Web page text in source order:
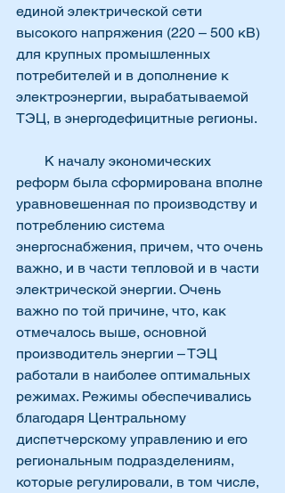
единой электрической сети
высокого напряжения (220 – 500 кВ)
для крупных промышленных
потребителей и в дополнение к
электроэнергии, вырабатываемой
ТЭЦ, в энергодефицитные регионы.
реформ была сформирована вполне
уравновешенная по производству и
потреблению система
энергоснабжения, причем, что очень
важно, и в части тепловой и в части
электрической энергии. Очень
важно по той причине, что, как
отмечалось выше, основной
производитель энергии – ТЭЦ
работали в наиболее оптимальных
режимах. Режимы обеспечивались
благодаря Центральному
диспетчерскому управлению и его
региональным подразделениям,
которые регулировали, в том числе,